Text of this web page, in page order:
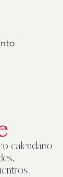
calendario